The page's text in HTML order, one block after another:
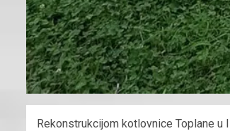
Rekonstrukcijom kotlovnice Toplane u